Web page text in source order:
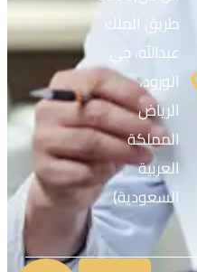
طريق الملك
عبدالله، حي
الورود،
الرياض
المملكة
العربية
السعودية)